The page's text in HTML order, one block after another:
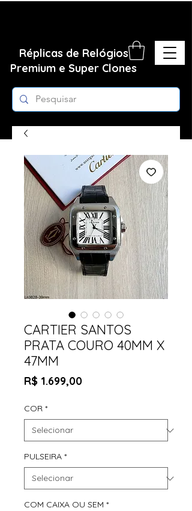
Réplicas de Relógios
Premium e Super Clones
CARTIER SANTOS
PRATA COURO 40MM X
47MM
R$ 1.699,00Preço
COR *
PULSEIRA *
COM CAIXA OU SEM *